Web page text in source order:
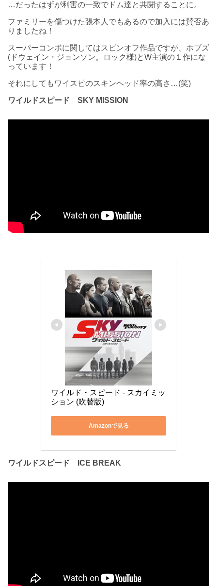
…だったはずが利害の一致でドム達と共闘することに。
ファミリーを傷つけた張本人でもあるので加入には賛否あ
りましたね！
スーパーコンボに関してはスピンオフ作品ですが、ホブズ
(ドウェイン・ジョンソン。ロック様)とW主演の１作にな
っています！
それにしてもワイスピのスキンヘッド率の高さ…(笑)
ワイルドスピード SKY MISSION
ワイルド・スピード - スカイミッ
ション (吹替版)
Amazonで見る
ワイルドスピード ICE BREAK